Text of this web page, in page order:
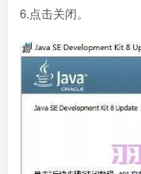
6.点击关闭。